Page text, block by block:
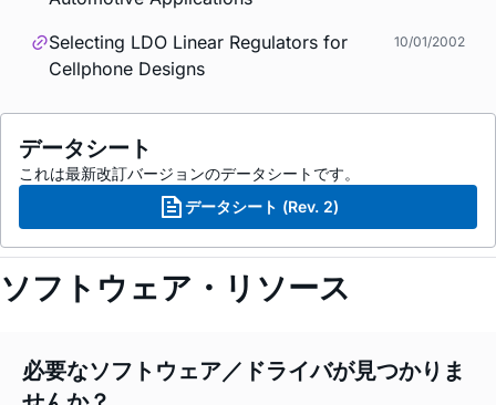
Selecting LDO Linear Regulators for
Cellphone Designs
10/01/2002
データシート
これは最新改訂バージョンのデータシートです。
データシート (Rev. 2)
ソフトウェア・リソース
必要なソフトウェア／ドライバが見つかりま